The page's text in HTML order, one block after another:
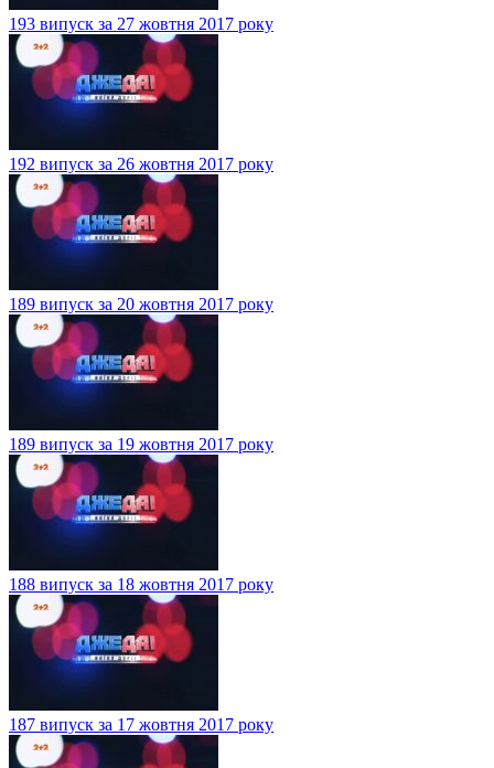
193 випуск за 27 жовтня 2017 року
192 випуск за 26 жовтня 2017 року
189 випуск за 20 жовтня 2017 року
189 випуск за 19 жовтня 2017 року
188 випуск за 18 жовтня 2017 року
187 випуск за 17 жовтня 2017 року